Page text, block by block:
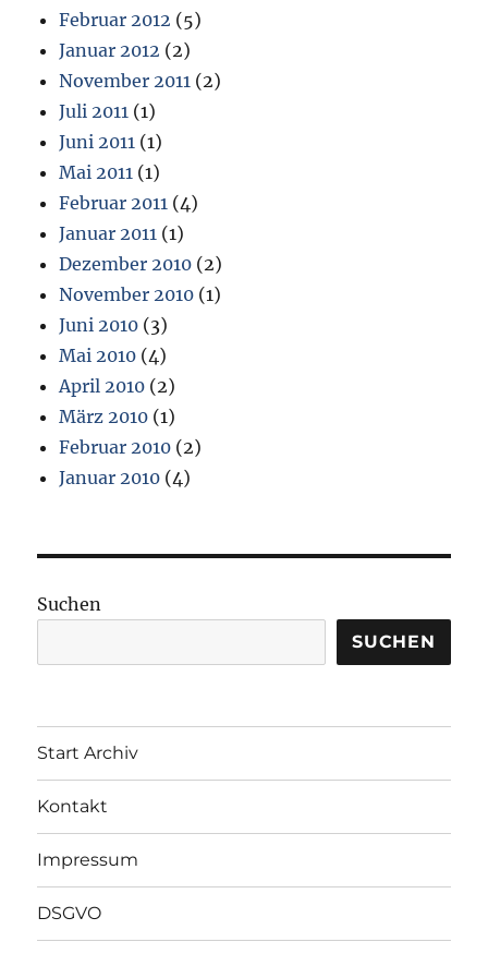
Februar 2012 (5)
Januar 2012 (2)
November 2011 (2)
Juli 2011 (1)
Juni 2011 (1)
Mai 2011 (1)
Februar 2011 (4)
Januar 2011 (1)
Dezember 2010 (2)
November 2010 (1)
Juni 2010 (3)
Mai 2010 (4)
April 2010 (2)
März 2010 (1)
Februar 2010 (2)
Januar 2010 (4)
Suchen
SUCHEN
Start Archiv
Kontakt
Impressum
DSGVO